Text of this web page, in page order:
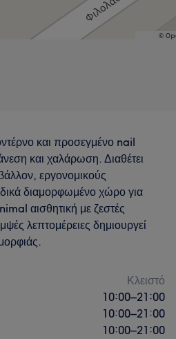
και προσεγμένο nail
και χαλάρωση. Διαθέτει
εργονομικούς
διαμορφωμένο χώρο για
αισθητική με ζεστές
λεπτομέρειες δημιουργεί
Κλειστό
10:00–21:00
10:00–21:00
10:00–21:00